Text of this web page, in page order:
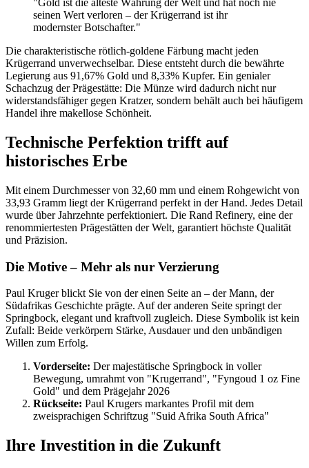
"Gold ist die älteste Währung der Welt und hat noch nie
seinen Wert verloren – der Krügerrand ist ihr
modernster Botschafter."
Die charakteristische rötlich-goldene Färbung macht jeden
Krügerrand unverwechselbar. Diese entsteht durch die bewährte
Legierung aus 91,67% Gold und 8,33% Kupfer. Ein genialer
Schachzug der Prägestätte: Die Münze wird dadurch nicht nur
widerstandsfähiger gegen Kratzer, sondern behält auch bei häufigem
Handel ihre makellose Schönheit.
Technische Perfektion trifft auf
historisches Erbe
Mit einem Durchmesser von 32,60 mm und einem Rohgewicht von
33,93 Gramm liegt der Krügerrand perfekt in der Hand. Jedes Detail
wurde über Jahrzehnte perfektioniert. Die Rand Refinery, eine der
renommiertesten Prägestätten der Welt, garantiert höchste Qualität
und Präzision.
Die Motive – Mehr als nur Verzierung
Paul Kruger blickt Sie von der einen Seite an – der Mann, der
Südafrikas Geschichte prägte. Auf der anderen Seite springt der
Springbock, elegant und kraftvoll zugleich. Diese Symbolik ist kein
Zufall: Beide verkörpern Stärke, Ausdauer und den unbändigen
Willen zum Erfolg.
Vorderseite: Der majestätische Springbock in voller
Bewegung, umrahmt von "Krugerrand", "Fyngoud 1 oz Fine
Gold" und dem Prägejahr 2026
Rückseite: Paul Krugers markantes Profil mit dem
zweisprachigen Schriftzug "Suid Afrika South Africa"
Ihre Investition in die Zukunft